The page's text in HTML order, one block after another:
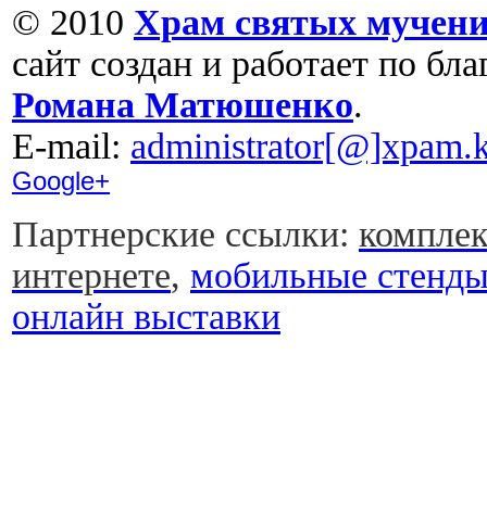
© 2010 Храм святых
сайт создан и работает по
Романа Матюшенко.
Е-mail:
Google+
Партнерские ссылки:
интернете, мобильные
онлайн выставки